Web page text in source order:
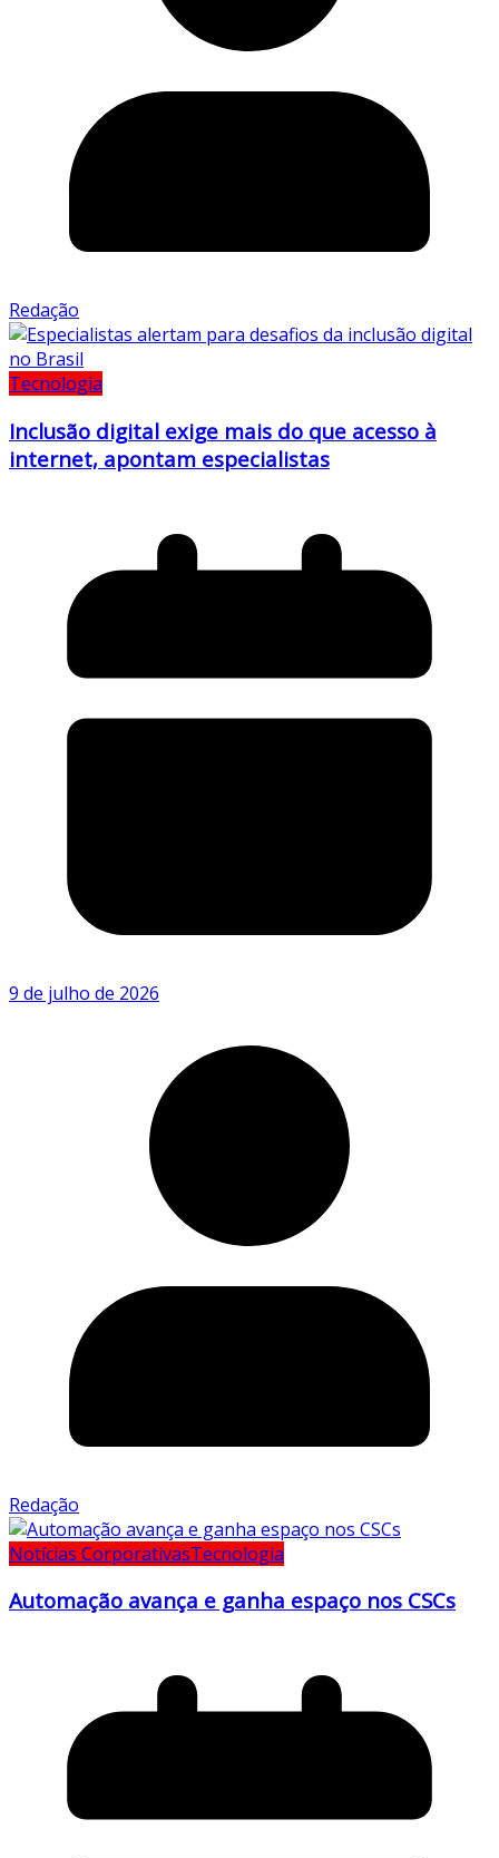
Redação
Tecnologia
Inclusão digital exige mais do que acesso à
internet, apontam especialistas
9 de julho de 2026
Redação
Notícias CorporativasTecnologia
Automação avança e ganha espaço nos CSCs